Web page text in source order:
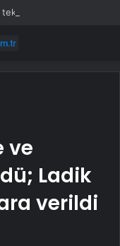
ve
Ladik
verildi